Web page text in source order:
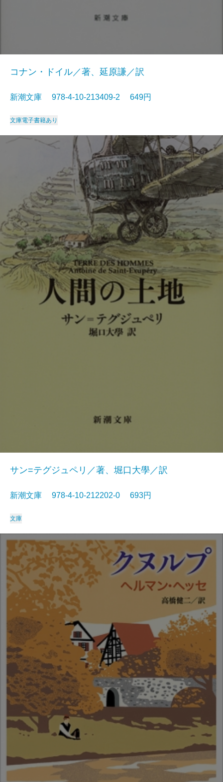
コナン・ドイル／著、延原謙／訳
新潮文庫 978-4-10-213409-2 649円
文庫電子書籍あり
サン=テグジュペリ／著、堀口大學／訳
新潮文庫 978-4-10-212202-0 693円
文庫